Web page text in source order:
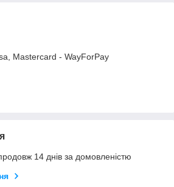
Mastercard - WayForPay
14 днів за домовленістю